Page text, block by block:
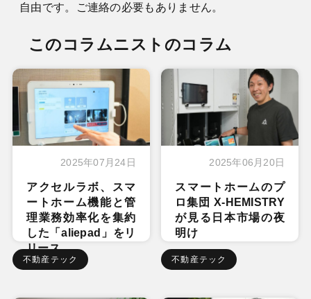
自由です。ご連絡の必要もありません。
このコラムニストのコラム
2025年07月24日
アクセルラボ、スマ
ートホーム機能と管
理業務効率化を集約
した「aliepad」をリ
リース
不動産テック
2025年06月20日
スマートホームのプ
ロ集団 X-HEMISTRY
が見る日本市場の夜
明け
不動産テック